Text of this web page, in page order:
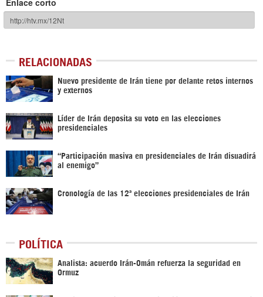
Enlace corto
RELACIONADAS
Nuevo presidente de Irán tiene por delante retos internos
y externos
Líder de Irán deposita su voto en las elecciones
presidenciales
“Participación masiva en presidenciales de Irán disuadirá
al enemigo”
Cronología de las 12ª elecciones presidenciales de Irán
POLÍTICA
Analista: acuerdo Irán-Omán refuerza la seguridad en
Ormuz